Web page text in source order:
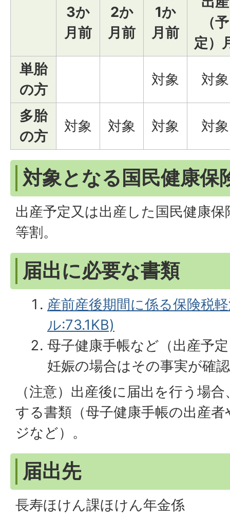
3か
月前
2か
月前
1か
月前
（予
定）
単胎
の方
対象 対象
多胎
の方
対象 対象 対象 対象
対象となる国民健康保
出産予定又は出産した国民健康
等割。
届出に必要な書類
産前産後期間に係る保険税
ル:73.1KB)
母子健康手帳など（出産予
妊娠の場合はその事実が確
（注意）出産後に届出を行う場
する書類（母子健康手帳の出産
ジなど）。
届出先
長寿ほけん課ほけん年金係